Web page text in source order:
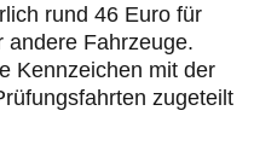
rund 46 Euro für
andere Fahrzeuge.
Kennzeichen mit der
zugeteilt